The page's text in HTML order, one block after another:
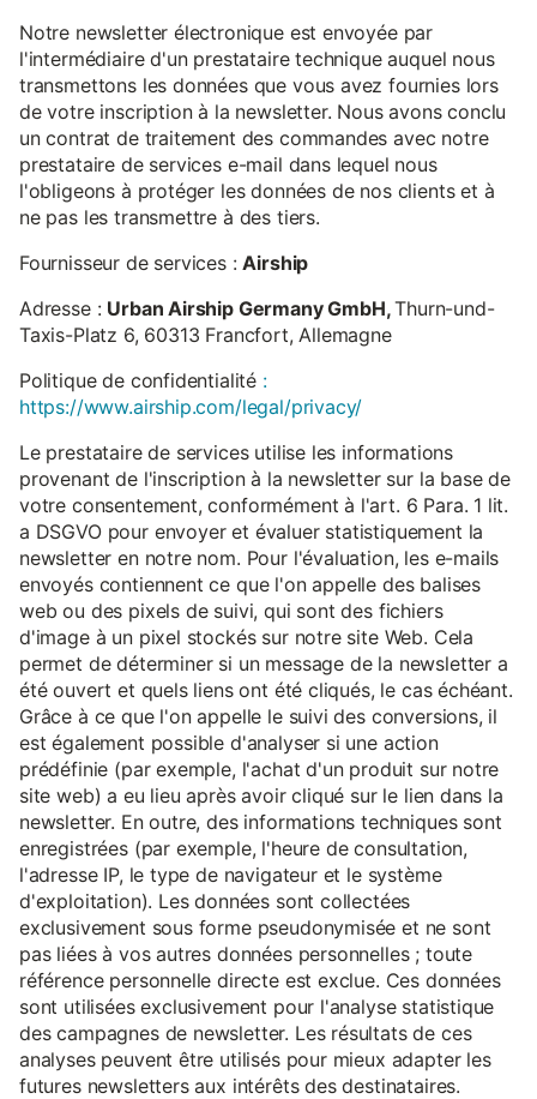
Notre newsletter électronique est envoyée par
l'intermédiaire d'un prestataire technique auquel nous
transmettons les données que vous avez fournies lors
de votre inscription à la newsletter. Nous avons conclu
un contrat de traitement des commandes avec notre
prestataire de services e-mail dans lequel nous
l'obligeons à protéger les données de nos clients et à
ne pas les transmettre à des tiers.
Fournisseur de services :Airship
Adresse : Urban Airship Germany GmbH,Thurn-und-
Taxis-Platz 6, 60313 Francfort, Allemagne
Politique de confidentialité :
https://www.airship.com/legal/privacy/
Le prestataire de services utilise les informations
provenant de l'inscription à la newsletter sur la base de
votre consentement, conformément à l'art. 6 Para. 1 lit.
a DSGVO pour envoyer et évaluer statistiquement la
newsletter en notre nom. Pour l'évaluation, les e-mails
envoyés contiennent ce que l'on appelle des balises
web ou des pixels de suivi, qui sont des fichiers
d'image à un pixel stockés sur notre site Web. Cela
permet de déterminer si un message de la newsletter a
été ouvert et quels liens ont été cliqués, le cas échéant.
Grâce à ce que l'on appelle le suivi des conversions, il
est également possible d'analyser si une action
prédéfinie (par exemple, l'achat d'un produit sur notre
site web) a eu lieu après avoir cliqué sur le lien dans la
newsletter. En outre, des informations techniques sont
enregistrées (par exemple, l'heure de consultation,
l'adresse IP, le type de navigateur et le système
d'exploitation). Les données sont collectées
exclusivement sous forme pseudonymisée et ne sont
pas liées à vos autres données personnelles ; toute
référence personnelle directe est exclue. Ces données
sont utilisées exclusivement pour l'analyse statistique
des campagnes de newsletter. Les résultats de ces
analyses peuvent être utilisés pour mieux adapter les
futures newsletters aux intérêts des destinataires.